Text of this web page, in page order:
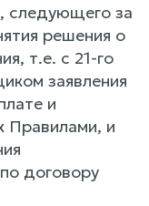
следующего за
решения о
т.е. с 21-го
заявления
и
Правилами, и
договору